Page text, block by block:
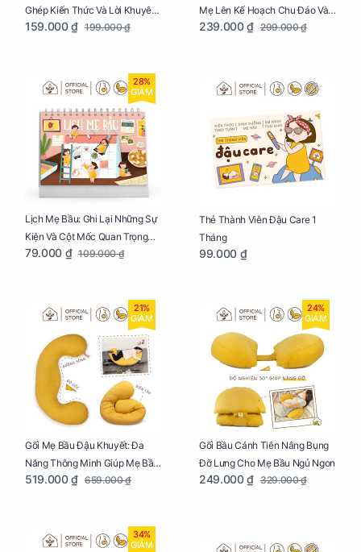
Ghép Kiến Thức Và Lời Khuyên
Mang Thai Bổ Ích
159.000 ₫ 199.000 ₫
Mẹ Lên Kế Hoạch Chu Đáo Và
Lưu Giữ Kỷ Niệm Mang Thai
239.000 ₫ 299.000 ₫
28%
GIẢM
Lịch Mẹ Bầu: Ghi Lại Những Sự
Kiện Và Cột Mốc Quan Trọng
Của Mẹ Và Bé
79.000 ₫ 109.000 ₫
Thẻ Thành Viên Đậu Care 1
Tháng
99.000 ₫
21%
GIẢM
Gối Mẹ Bầu Đậu Khuyết: Đa
Năng Thông Minh Giúp Mẹ Bầu
Ngủ Ngon, Cho Bé Bú Sau Sinh
519.000 ₫ 659.000 ₫
24%
GIẢM
Gối Bầu Cánh Tiên Nâng Bụng
Đỡ Lưng Cho Mẹ Bầu Ngủ Ngon
249.000 ₫ 329.000 ₫
34%
GIẢM